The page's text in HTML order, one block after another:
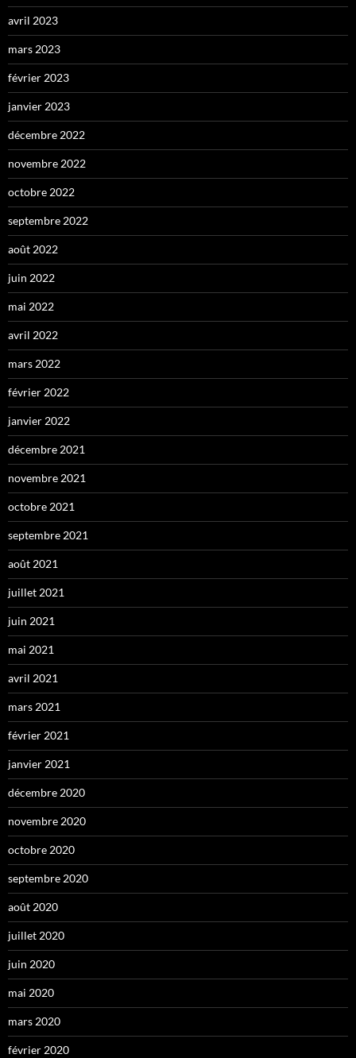
avril 2023
mars 2023
février 2023
janvier 2023
décembre 2022
novembre 2022
octobre 2022
septembre 2022
août 2022
juin 2022
mai 2022
avril 2022
mars 2022
février 2022
janvier 2022
décembre 2021
novembre 2021
octobre 2021
septembre 2021
août 2021
juillet 2021
juin 2021
mai 2021
avril 2021
mars 2021
février 2021
janvier 2021
décembre 2020
novembre 2020
octobre 2020
septembre 2020
août 2020
juillet 2020
juin 2020
mai 2020
mars 2020
février 2020